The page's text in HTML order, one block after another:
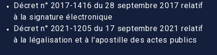
Décret n° 2017-1416 du 28 septembre 2017 relatif
à la signature électronique
Décret n° 2021-1205 du 17 septembre 2021 relatif
à la légalisation et à l'apostille des actes publics